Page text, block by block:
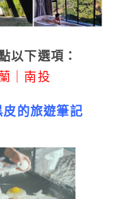
以下選項：
南投
皮的旅遊筆記